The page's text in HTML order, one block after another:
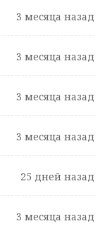
3 месяца назад
3 месяца назад
3 месяца назад
3 месяца назад
25 дней назад
3 месяца назад